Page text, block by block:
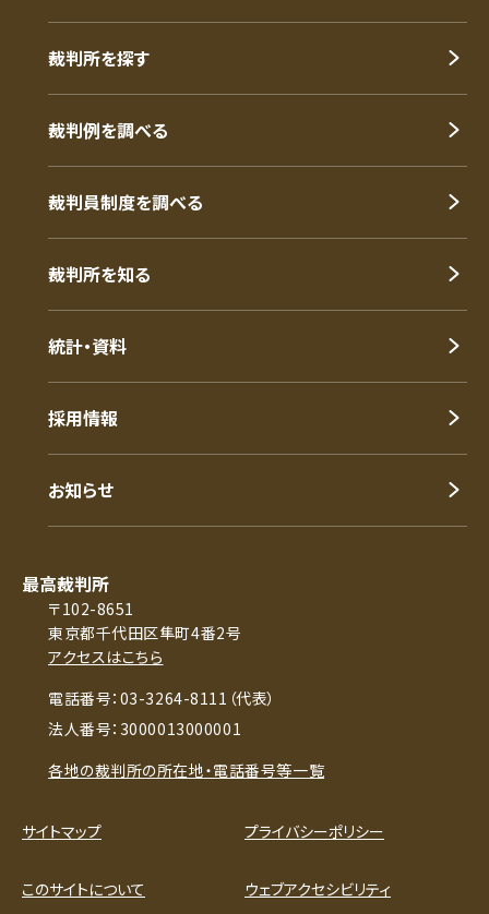
裁判所を探す
裁判例を調べる
裁判員制度を調べる
裁判所を知る
統計・資料
採用情報
お知らせ
最高裁判所
〒102-8651
東京都千代田区隼町4番2号
アクセスはこちら
電話番号：03-3264-8111（代表）
法人番号：3000013000001
各地の裁判所の所在地・電話番号等一覧
サイトマップ プライバシーポリシー
このサイトについて ウェブアクセシビリティ